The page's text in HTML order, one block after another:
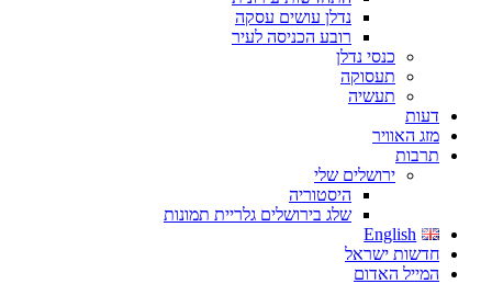
נדלן עושים עסקה
רובע הכניסה לעיר
כנסי נדלן
תעסוקה
תעשיה
דעות
מזג האוויר
תרבות
ירושלים שלי
היסטוריה
שלג בירושלים גלריית תמונות
English
חדשות ישראל
המייל האדום